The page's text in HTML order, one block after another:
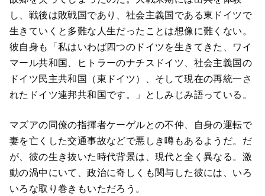
し、戦後は敗戦国であり、社会主義国である東ドイツで
生きていくと多難な人生だったことは想像に難くない。
彼自身も「私はいわば四つのドイツを生きてきた、ワイ
マール共和国、ヒトラーのナチスドイツ、社会主義国の
ドイツ民主共和国（東ドイツ）、そして現在の再統一さ
れたドイツ連邦共和国です。」としみじみ語っている。
マズアの同僚の指揮者ケーゲルとの不仲、自身の運転で
妻を亡くした交通事故などで悪しき噂もあるようだ。だ
が、彼の生き抜いた時代背景は、現代と全く異なる。激
動の渦中にいて、政治に奇しくも関与した彼には、いろ
いろな取り巻きもいただろう。